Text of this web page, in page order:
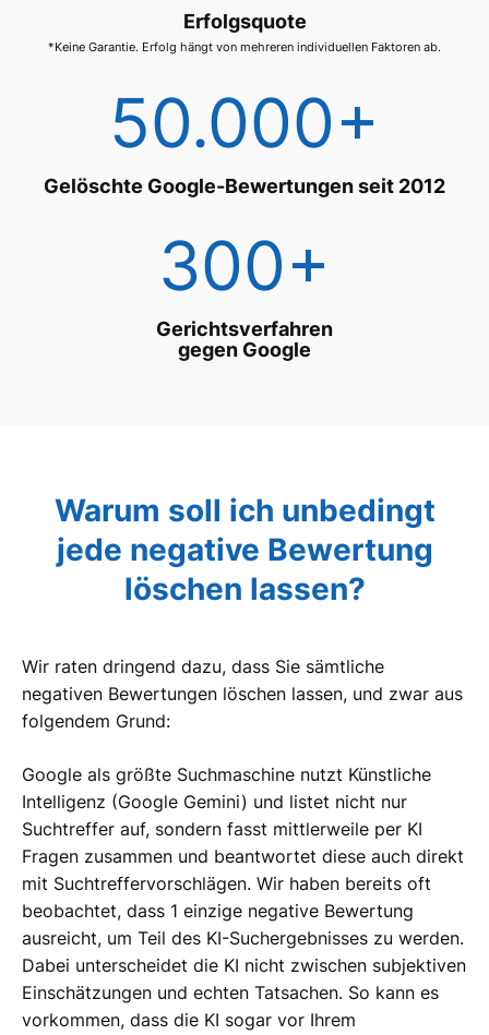
Erfolgsquote
*Keine Garantie. Erfolg hängt von mehreren individuellen Faktoren ab.
50.000+
Gelöschte Google-Bewertungen seit 2012
300+
Gerichtsverfahren
gegen Google
Warum soll ich unbedingt
jede negative Bewertung
löschen lassen?
Wir raten dringend dazu, dass Sie sämtliche
negativen Bewertungen löschen lassen, und zwar aus
folgendem Grund:
Google als größte Suchmaschine nutzt Künstliche
Intelligenz (Google Gemini) und listet nicht nur
Suchtreffer auf, sondern fasst mittlerweile per KI
Fragen zusammen und beantwortet diese auch direkt
mit Suchtreffervorschlägen. Wir haben bereits oft
beobachtet, dass 1 einzige negative Bewertung
ausreicht, um Teil des KI-Suchergebnisses zu werden.
Dabei unterscheidet die KI nicht zwischen subjektiven
Einschätzungen und echten Tatsachen. So kann es
vorkommen, dass die KI sogar vor Ihrem